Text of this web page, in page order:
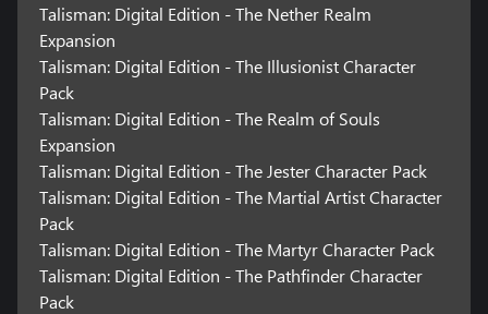
Talisman: Digital Edition - The Nether Realm
Expansion
Talisman: Digital Edition - The Illusionist Character
Pack
Talisman: Digital Edition - The Realm of Souls
Expansion
Talisman: Digital Edition - The Jester Character Pack
Talisman: Digital Edition - The Martial Artist Character
Pack
Talisman: Digital Edition - The Martyr Character Pack
Talisman: Digital Edition - The Pathfinder Character
Pack